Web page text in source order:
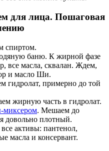
для лица. Пошаговая
спиртом.
баню. К жирной фазе
все масла, сквалан. Ждем,
и масло Ши.
гидролат, примерно до той
жирную часть в гидролат.
миксером. Мешаем до
довольно плотный.
активы: пантенол,
масла и консервант.